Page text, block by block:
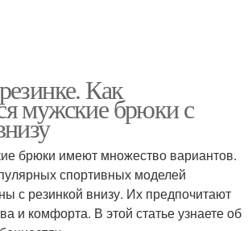
Как
мужские брюки с
брюки имеют множество вариантов.
спортивных моделей
с резинкой внизу. Их предпочитают
и комфорта. В этой статье узнаете об